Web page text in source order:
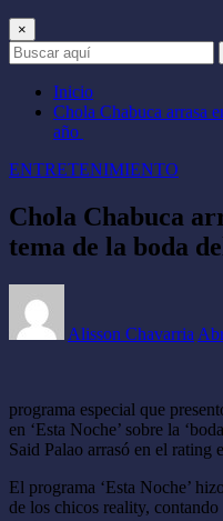
×
Inicio
Chola Chabuca arrasa
año
ENTRETENIMIENTO
Chola Chabuca
tema de la boda
Alisson Chavarria
programa especial que
en ‘Esta Noche’ sobre la
Said Palao arrasó en el rating
El programa ‘Esta Noche’
de los chicos reality,